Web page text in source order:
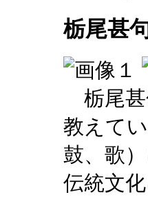
栃尾甚
栃尾甚
教えて
鼓、歌
伝統文